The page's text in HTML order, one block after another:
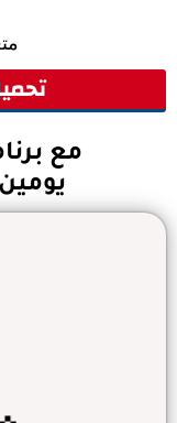
مع